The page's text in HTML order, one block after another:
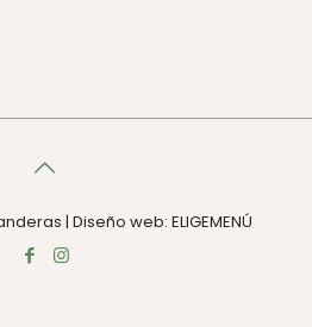
| Diseño web: ELIGEMENÚ